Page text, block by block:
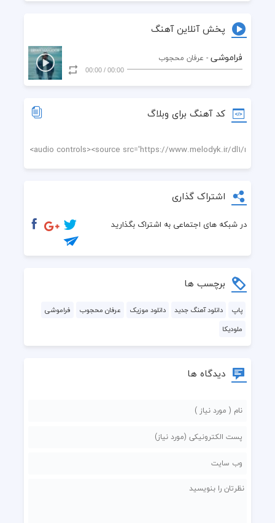
پخش آنلاین آهنگ
فراموشی - عرفان محجوب
00:00
/
00:00
کد آهنگ برای وبلاگ
اشتراک گذاری
در شبکه های اجتماعی به اشتراک بگذارید
برچسب ها
پاپ دانلود آهنگ جدید دانلود موزیک عرفان محجوب
فراموشی
ملودیکا
دیدگاه ها